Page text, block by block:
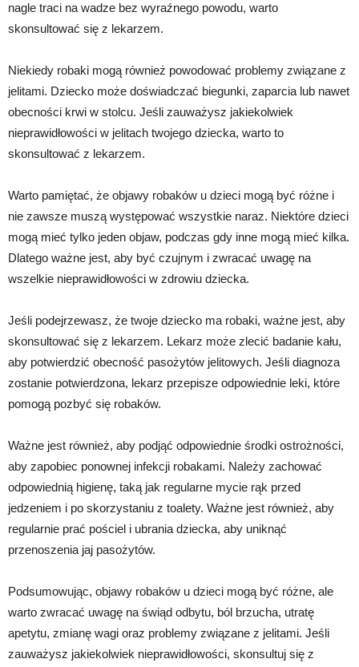
nagle traci na wadze bez wyraźnego powodu, warto
skonsultować się z lekarzem.
Niekiedy robaki mogą również powodować problemy związane z
jelitami. Dziecko może doświadczać biegunki, zaparcia lub nawet
obecności krwi w stolcu. Jeśli zauważysz jakiekolwiek
nieprawidłowości w jelitach twojego dziecka, warto to
skonsultować z lekarzem.
Warto pamiętać, że objawy robaków u dzieci mogą być różne i
nie zawsze muszą występować wszystkie naraz. Niektóre dzieci
mogą mieć tylko jeden objaw, podczas gdy inne mogą mieć kilka.
Dlatego ważne jest, aby być czujnym i zwracać uwagę na
wszelkie nieprawidłowości w zdrowiu dziecka.
Jeśli podejrzewasz, że twoje dziecko ma robaki, ważne jest, aby
skonsultować się z lekarzem. Lekarz może zlecić badanie kału,
aby potwierdzić obecność pasożytów jelitowych. Jeśli diagnoza
zostanie potwierdzona, lekarz przepisze odpowiednie leki, które
pomogą pozbyć się robaków.
Ważne jest również, aby podjąć odpowiednie środki ostrożności,
aby zapobiec ponownej infekcji robakami. Należy zachować
odpowiednią higienę, taką jak regularne mycie rąk przed
jedzeniem i po skorzystaniu z toalety. Ważne jest również, aby
regularnie prać pościel i ubrania dziecka, aby uniknąć
przenoszenia jaj pasożytów.
Podsumowując, objawy robaków u dzieci mogą być różne, ale
warto zwracać uwagę na świąd odbytu, ból brzucha, utratę
apetytu, zmianę wagi oraz problemy związane z jelitami. Jeśli
zauważysz jakiekolwiek nieprawidłowości, skonsultuj się z